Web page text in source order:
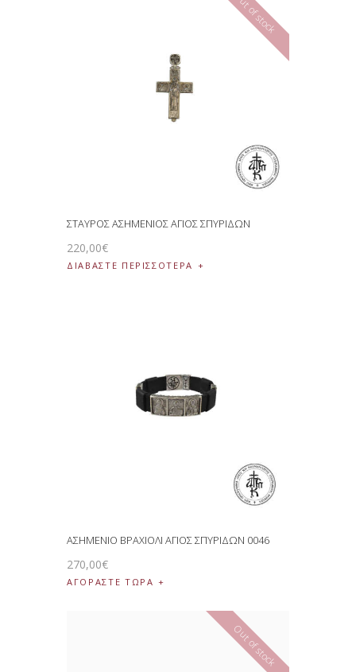
Out of stock
ΣΤΑΥΡΟΣ ΑΣΗΜΕΝΙΟΣ ΑΓΙΟΣ ΣΠΥΡΙΔΩΝ
220,00€
ΔΙΑΒΆΣΤΕ ΠΕΡΙΣΣΌΤΕΡΑ
ΑΣΗΜΕΝΙΟ ΒΡΑΧΙΟΛΙ ΑΓΙΟΣ ΣΠΥΡΙΔΩΝ 0046
270,00€
ΑΓΟΡΑΣΤΕ ΤΩΡΑ
Out of stock